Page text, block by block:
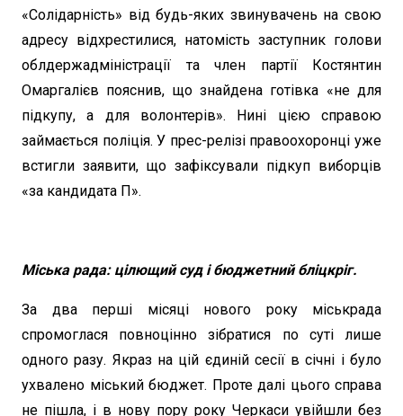
«Солідарність» від будь-яких звинувачень на свою
адресу відхрестилися, натомість заступник голови
облдержадміністрації та член партії Костянтин
Омаргалієв пояснив, що знайдена готівка «не для
підкупу, а для волонтерів». Нині цією справою
займається поліція. У прес-релізі правоохоронці уже
встигли заявити, що зафіксували підкуп виборців
«за кандидата П».
Міська рада: цілющий суд і бюджетний бліцкріг.
За два перші місяці нового року міськрада
спромоглася повноцінно зібратися по суті лише
одного разу. Якраз на цій єдиній сесії в січні і було
ухвалено міський бюджет. Проте далі цього справа
не пішла, і в нову пору року Черкаси увійшли без